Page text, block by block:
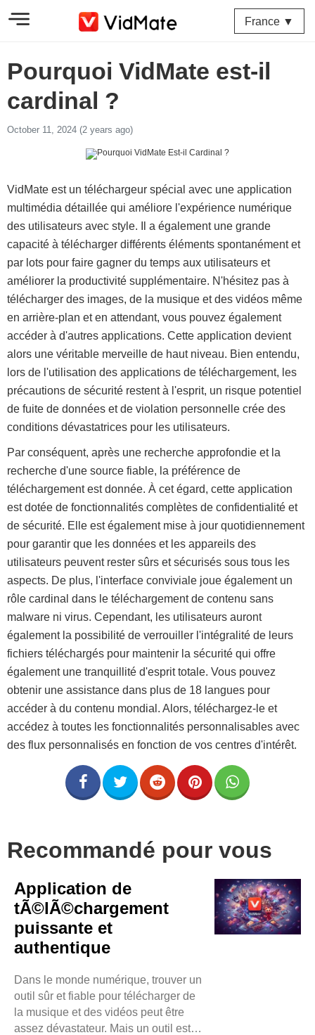
France ▼
Pourquoi VidMate est-il
cardinal ?
October 11, 2024 (2 years ago)
VidMate est un téléchargeur spécial avec une application
multimédia détaillée qui améliore l'expérience numérique
des utilisateurs avec style. Il a également une grande
capacité à télécharger différents éléments spontanément et
par lots pour faire gagner du temps aux utilisateurs et
améliorer la productivité supplémentaire. N'hésitez pas à
télécharger des images, de la musique et des vidéos même
en arrière-plan et en attendant, vous pouvez également
accéder à d'autres applications. Cette application devient
alors une véritable merveille de haut niveau. Bien entendu,
lors de l'utilisation des applications de téléchargement, les
précautions de sécurité restent à l'esprit, un risque potentiel
de fuite de données et de violation personnelle crée des
conditions dévastatrices pour les utilisateurs.
Par conséquent, après une recherche approfondie et la
recherche d'une source fiable, la préférence de
téléchargement est donnée. À cet égard, cette application
est dotée de fonctionnalités complètes de confidentialité et
de sécurité. Elle est également mise à jour quotidiennement
pour garantir que les données et les appareils des
utilisateurs peuvent rester sûrs et sécurisés sous tous les
aspects. De plus, l'interface conviviale joue également un
rôle cardinal dans le téléchargement de contenu sans
malware ni virus. Cependant, les utilisateurs auront
également la possibilité de verrouiller l'intégralité de leurs
fichiers téléchargés pour maintenir la sécurité qui offre
également une tranquillité d'esprit totale. Vous pouvez
obtenir une assistance dans plus de 18 langues pour
accéder à du contenu mondial. Alors, téléchargez-le et
accédez à toutes les fonctionnalités personnalisables avec
des flux personnalisés en fonction de vos centres d'intérêt.
Recommandé pour vous
Application de
tÃ©lÃ©chargement
puissante et
authentique
Dans le monde numérique, trouver un
outil sûr et fiable pour télécharger de
la musique et des vidéos peut être
assez dévastateur. Mais un outil est